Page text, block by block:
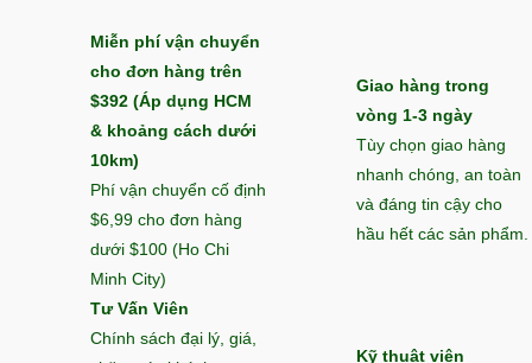
Miễn phí vận chuyển
cho đơn hàng trên
$392 (Áp dụng HCM
& khoảng cách dưới
10km)
Phí vận chuyển cố định
$6,99 cho đơn hàng
dưới $100 (Ho Chi
Minh City)
Giao hàng trong
vòng 1-3 ngày
Tùy chọn giao hàng
nhanh chóng, an toàn
và đáng tin cậy cho
hầu hết các sản phẩm.
Tư Vấn Viên
Chính sách đại lý, giá,
Kỹ thuật viên